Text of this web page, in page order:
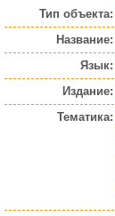
Тип объекта:
Название:
Язык:
Издание:
Тематика: